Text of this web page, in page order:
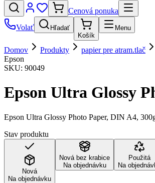
Cenová ponuka
Volať
Hľadať
Košík
Menu
Domov Produkty papier pre atram.tlač
Epson
SKU: 90049
Epson Ultra Glossy
Epson Ultra Glossy Photo Paper, DIN A4,
Stav produktu
Nová
Na objednávku
Nová bez krabice
Na objednávku
Použitá
Na